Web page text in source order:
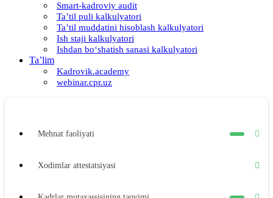
Smart-kadroviy audit
Ta’til puli kalkulyatori
Ta’til muddatini hisoblash kalkulyatori
Ish staji kalkulyatori
Ishdan boʻshatish sanasi kalkulyatori
Ta’lim
Kadrovik.academy
webinar.cpr.uz
Mehnat faoliyati
Xodimlar attestatsiyasi